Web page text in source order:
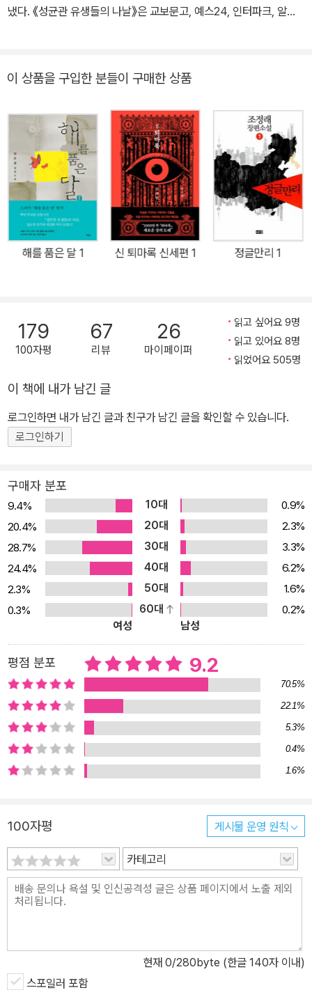
냈다. 《성균관 유생들의 나날》은 교보문고, 예스24, 인터파크, 알라
역시 발표와 동시에 베스트셀러 목록에 올랐으며, 현재까지도 꾸준히
아니라 일본, 중국, 인도네시아, 대만 등 여러 나라에 번역 출판되어
범아시아적 인기를 구가하고 있다. 또한 드라마, 뮤지컬 등으로 재탄
생되기도 하며 다양한 장르로 영역을 확장한 소설이다. 《홍천기》는
조선 시대 화공 홍천기와 서운관 시일 하람의 애틋한 사랑과 유쾌한
일상을 동시에 그린 역사 로맨스소설로 SBS에서 드라마로 제작되었
다. 《영원의 사자들》은 웹툰 작가 나영원과 저승사자 갑1의 죽음을
넘는 아름다운 사랑 이야기로, 사후 세계와 저승사자의 전설을 현대
적인 감각으로 재탄생시켰다.
이 상품을 구입한 분들이 구매한 상품
해를 품은 달 1 신 퇴마록 신세편 1 정글만리 1
179
100자평
67
리뷰
26
마이페이퍼
읽고 싶어요 9명
읽고 있어요 8명
읽었어요 505명
이 책에 내가 남긴 글
로그인하면 내가 남긴 글과 친구가 남긴 글을 확인할 수 있습니다.
로그인하기
구매자 분포
9.4% 10대
0.9%
20.4%
20대
2.3%
28.7%
30대
3.3%
24.4%
40대
6.2%
2.3%
50대
1.6%
0.3%
60대
0.2%
여성
남성
평점 분포 9.2
70.5%
22.1%
5.3%
0.4%
1.6%
100자평 게시물 운영 원칙
카테고리
현재 0/280byte (한글 140자 이내)
스포일러 포함